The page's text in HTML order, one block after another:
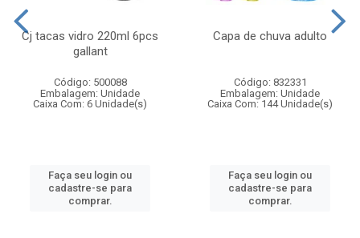
Cj tacas vidro 220ml 6pcs
gallant
Código: 500088
Embalagem: Unidade
Caixa Com: 6 Unidade(s)
Faça seu login ou
cadastre-se para
comprar.
Capa de chuva adulto
Código: 832331
Embalagem: Unidade
Caixa Com: 144 Unidade(s)
Faça seu login ou
cadastre-se para
comprar.